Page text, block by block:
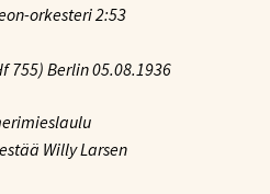
orkesteri 2:53
755) Berlin 05.08.1936
Willy Larsen